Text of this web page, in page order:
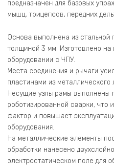
предназначен для базовых
мышц, трицепсов, передних
Основа выполнена из
толщиной 3 мм. Изготовлено на
оборудовании с ЧПУ.
Места соединения и рычаги
пластинами из металлического
Несущие узлы рамы выполнены
роботизированной сварки, что
фактор и повышает
оборудования.
На металлические элементы
обработки нанесено
электростатическом поле для